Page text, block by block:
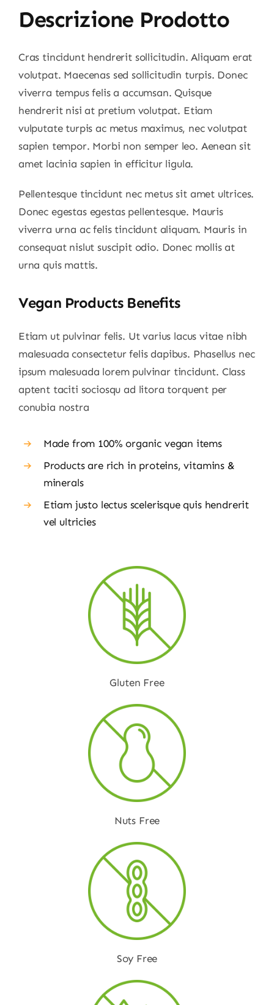
Descrizione Prodotto
Cras tincidunt hendrerit sollicitudin. Aliquam erat
volutpat. Maecenas sed sollicitudin turpis. Donec
viverra tempus felis a accumsan. Quisque
hendrerit nisi at pretium volutpat. Etiam
vulputate turpis ac metus maximus, nec volutpat
sapien tempor. Morbi non semper leo. Aenean sit
amet lacinia sapien in efficitur ligula.
Pellentesque tincidunt nec metus sit amet ultrices.
Donec egestas egestas pellentesque. Mauris
viverra urna ac felis tincidunt aliquam. Mauris in
consequat nislut suscipit odio. Donec mollis at
urna quis mattis.
Vegan Products Benefits
Etiam ut pulvinar felis. Ut varius lacus vitae nibh
malesuada consectetur felis dapibus. Phasellus nec
ipsum malesuada lorem pulvinar tincidunt. Class
aptent taciti sociosqu ad litora torquent per
conubia nostra
Made from 100% organic vegan items
Products are rich in proteins, vitamins &
minerals
Etiam justo lectus scelerisque quis hendrerit
vel ultricies
Gluten Free
Nuts Free
Soy Free